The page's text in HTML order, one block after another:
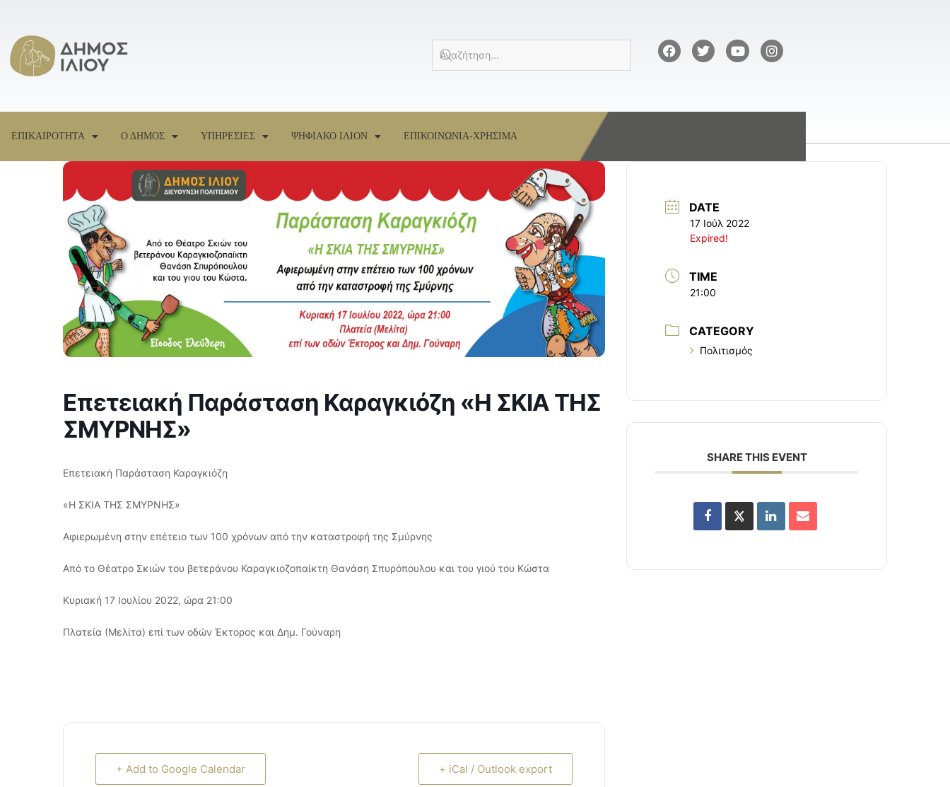
ΕΠΙΚΑΙΡΟΤΗΤΑ Ο ΔΗΜΟΣ ΥΠΗΡΕΣΙΕΣ ΨΗΦΙΑΚΟ ΙΛΙΟΝ ΕΠΙΚΟΙΝΩΝΙΑ-ΧΡΗΣΙΜΑ
Επετειακή Παράσταση Καραγκιόζη «Η ΣΚΙΑ ΤΗΣ
ΣΜΥΡΝΗΣ»
Επετειακή Παράσταση Καραγκιόζη
«Η ΣΚΙΑ ΤΗΣ ΣΜΥΡΝΗΣ»
Αφιερωμένη στην επέτειο των 100 χρόνων από την καταστροφή της Σμύρνης
Από το Θέατρο Σκιών του βετεράνου Καραγκιοζοπαίκτη Θανάση Σπυρόπουλου και του γιού του Κώστα
Κυριακή 17 Ιουλίου 2022, ώρα 21:00
Πλατεία (Μελίτα) επί των οδών Έκτορος και Δημ. Γούναρη
+ Add to Google Calendar + iCal / Outlook export
DATE
17 Ιούλ 2022
Expired!
TIME
21:00
CATEGORY
Πολιτισμός
SHARE THIS EVENT